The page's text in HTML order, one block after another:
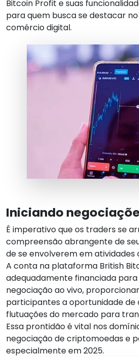
Bitcoin Profit e suas
para quem busca se destacar
comércio digital.
Iniciando
É imperativo que os traders se
compreensão abrangente de
de se envolverem em atividades
A conta na plataforma British
adequadamente financiada
negociação ao vivo,
participantes a oportunidade de
flutuações do mercado para
Essa prontidão é vital nos
negociação de criptomoedas e
especialmente em 2025.